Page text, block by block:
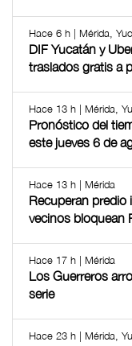
Hace 6 h | Mérida,
DIF Yucatán y
traslados gratis a
Hace 13 h | Mérida,
Pronóstico del
este jueves 6 de
Hace 13 h | Mérida
Recuperan predio
vecinos bloquean
Hace 17 h | Mérida
Los Guerreros
serie
Hace 23 h | Mérida,